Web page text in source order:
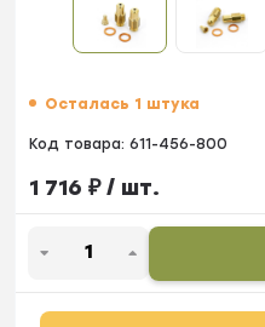
Осталась 1 штука
Код товара: 611-456-800
1 716 ₽/ шт.